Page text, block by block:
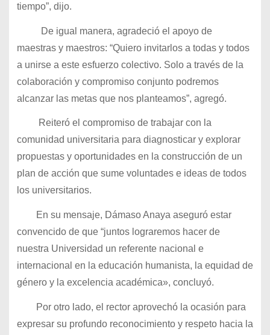
tiempo”, dijo.
De igual manera, agradeció el apoyo de
maestras y maestros: “Quiero invitarlos a todas y todos
a unirse a este esfuerzo colectivo. Solo a través de la
colaboración y compromiso conjunto podremos
alcanzar las metas que nos planteamos”, agregó.
Reiteró el compromiso de trabajar con la
comunidad universitaria para diagnosticar y explorar
propuestas y oportunidades en la construcción de un
plan de acción que sume voluntades e ideas de todos
los universitarios.
En su mensaje, Dámaso Anaya aseguró estar
convencido de que “juntos lograremos hacer de
nuestra Universidad un referente nacional e
internacional en la educación humanista, la equidad de
género y la excelencia académica», concluyó.
Por otro lado, el rector aprovechó la ocasión para
expresar su profundo reconocimiento y respeto hacia la